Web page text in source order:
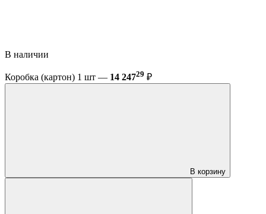
В наличии
Коробка (картон) 1 шт — 14 24729 ₽
В корзину